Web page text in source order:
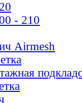
- 210
Airmesh